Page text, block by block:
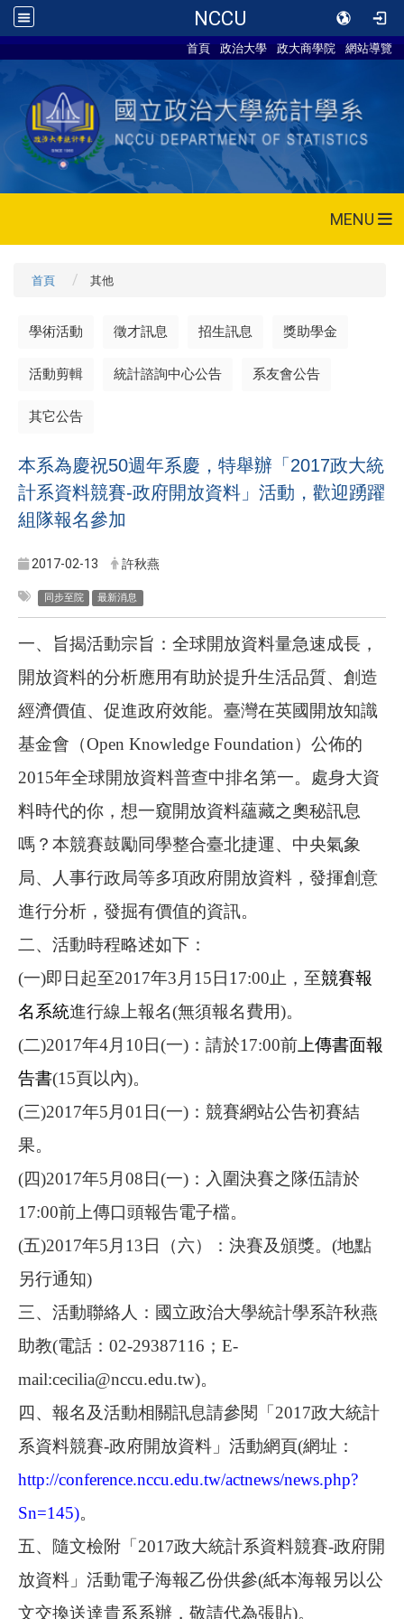
NCCU
首頁 政治大學 政大商學院 網站導覽
MENU
首頁 其他
學術活動 徵才訊息 招生訊息 獎助學金
活動剪輯 統計諮詢中心公告 系友會公告
其它公告
本系為慶祝50週年系慶，特舉辦「2017政大統
計系資料競賽-政府開放資料」活動，歡迎踴躍
組隊報名參加
2017-02-13 許秋燕
同步至院 最新消息
一、旨揭活動宗旨： 全球開放資料量急速成長，
開放資料的分析應用有助於提升生活品質、創造
經濟價值、促進政府效能。臺灣在英國開放知識
基金會（Open Knowledge Foundation）公佈的
2015年全球開放資料普查中排名第一。處身大資
料時代的你，想一窺開放資料蘊藏之奧秘訊息
嗎？本競賽鼓勵同學整合臺北捷運、中央氣象
局、人事行政局等多項政府開放資料，發揮創意
進行分析，發掘有價值的資訊。
二、活動時程略述如下：
(一)即日起至2017年3 月 15日17:00 止，至競賽報
名系統進行線上報名(無須報名費用)。
(二)2017年4月 10日(一) ：請於17:00前 上傳書面報
告書(15頁以內)。
(三)2017年5 月01 日(一) ：競賽網站公告初賽結
果。
(四)2017年5 月08日(一) ：入圍決賽之隊伍請於
17:00前上傳口頭報告電子檔。
(五)2017年5 月 13日（六）：決賽及頒獎。 (地點
另行通知)
三、活動聯絡人：國立政治大學統計學系許秋燕
助教(電話： 02-29387116 ； E-
mail:cecilia@nccu.edu.tw)。
四、報名及活動相關訊息請參閱「2017政大統計
系資料競賽-政府開放資料 」活動網頁(網址：
http://conference.nccu.edu.tw/actnews/news.php?
Sn=145)。
五、隨文檢附「2017政大統計系資料競賽-政府開
放資料 」活動電子海報乙份供參(紙本海報另以公
文交換送達貴系系辦，敬請代為張貼)。